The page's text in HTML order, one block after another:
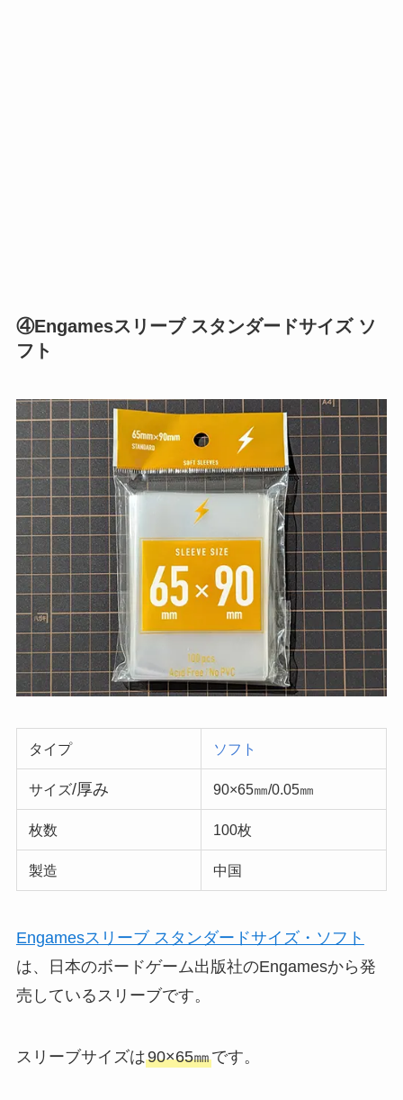
④Engamesスリーブ スタンダードサイズ ソ
フト
タイプ ソフト
サイズ/厚み 90×65㎜/0.05㎜
枚数 100枚
製造 中国
Engamesスリーブ スタンダードサイズ・ソフト
は、日本のボードゲーム出版社のEngamesから発
売しているスリーブです。
スリーブサイズは90×65㎜です。